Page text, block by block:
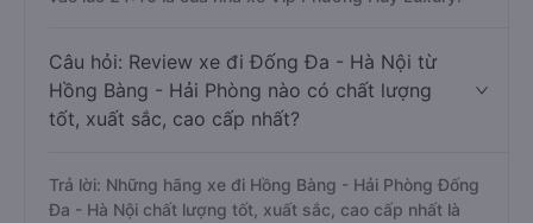
Câu hỏi: Review xe đi Đống Đa - Hà Nội từ
Hồng Bàng - Hải Phòng nào có chất lượng
tốt, xuất sắc, cao cấp nhất?
Trả lời: Những hãng xe đi Hồng Bàng - Hải Phòng Đống
Đa - Hà Nội chất lượng tốt, xuất sắc, cao cấp nhất là